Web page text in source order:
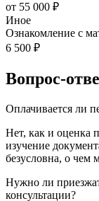
от 55 000 ₽
Иное
Ознакомление с
6 500 ₽
Вопрос-
Оплачивается ли
Нет, как и оценка
изучение
безусловна, о чем
Нужно ли
консультации?